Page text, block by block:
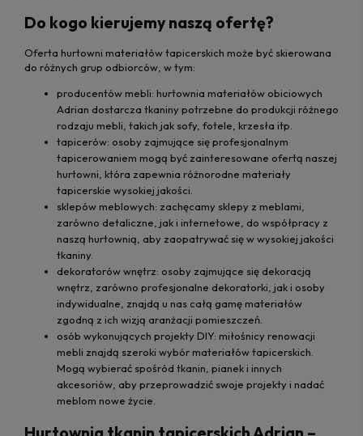
Do kogo kierujemy naszą ofertę?
Oferta hurtowni materiałów tapicerskich może być skierowana
do różnych grup odbiorców, w tym:
producentów mebli: hurtownia materiałów obiciowych
Adrian dostarcza tkaniny potrzebne do produkcji różnego
rodzaju mebli, takich jak sofy, fotele, krzesła itp.
tapicerów: osoby zajmujące się profesjonalnym
tapicerowaniem mogą być zainteresowane ofertą naszej
hurtowni, która zapewnia różnorodne materiały
tapicerskie wysokiej jakości.
sklepów meblowych: zachęcamy sklepy z meblami,
zarówno detaliczne, jak i internetowe, do współpracy z
naszą hurtownią, aby zaopatrywać się w wysokiej jakości
tkaniny.
dekoratorów wnętrz: osoby zajmujące się dekoracją
wnętrz, zarówno profesjonalne dekoratorki, jak i osoby
indywidualne, znajdą u nas całą gamę materiałów
zgodną z ich wizją aranżacji pomieszczeń.
osób wykonujących projekty DIY: miłośnicy renowacji
mebli znajdą szeroki wybór materiałów tapicerskich.
Mogą wybierać spośród tkanin, pianek i innych
akcesoriów, aby przeprowadzić swoje projekty i nadać
meblom nowe życie.